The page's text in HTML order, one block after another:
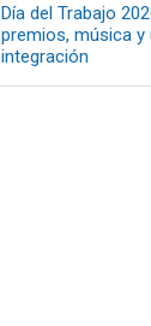
Día del Trabajo
premios, música y
integración